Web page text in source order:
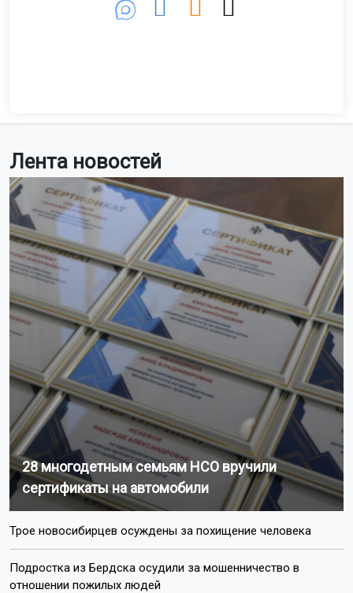
Лента новостей
28 многодетным семьям НСО вручили
сертификаты на автомобили
Трое новосибирцев осуждены за похищение человека
Подростка из Бердска осудили за мошенничество в
отношении пожилых людей